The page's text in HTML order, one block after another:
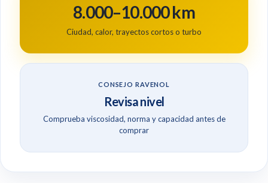
8.000–10.000 km
Ciudad, calor, trayectos cortos o turbo
CONSEJO RAVENOL
Revisa nivel
Comprueba viscosidad, norma y capacidad antes de
comprar